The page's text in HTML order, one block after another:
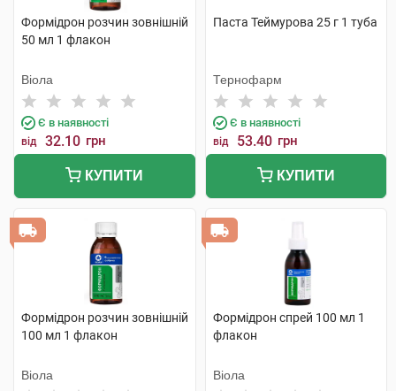
Формідрон розчин зовнішній
50 мл 1 флакон
Віола
Є в наявності
від 32.10 грн
КУПИТИ
Паста Теймурова 25 г 1 туба
Тернофарм
Є в наявності
від 53.40 грн
КУПИТИ
Формідрон розчин зовнішній
100 мл 1 флакон
Віола
Формідрон спрей 100 мл 1
флакон
Віола